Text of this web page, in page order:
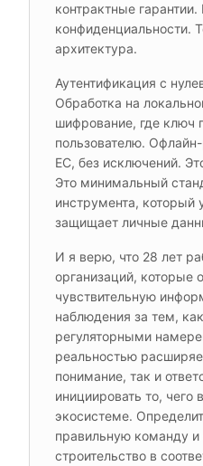
контрактные гарантии.
конфиденциальности.
архитектура.
Аутентификация с
Обработка на
шифрование, где ключ
пользователю.
ЕС, без исключений.
Это минимальный
инструмента, который
защищает личные
И я верю, что 28 лет
организаций, которые
чувствительную
наблюдения за тем,
регуляторными
реальностью
понимание, так и
инициировать то, чего
экосистеме.
правильную команду и
строительство в